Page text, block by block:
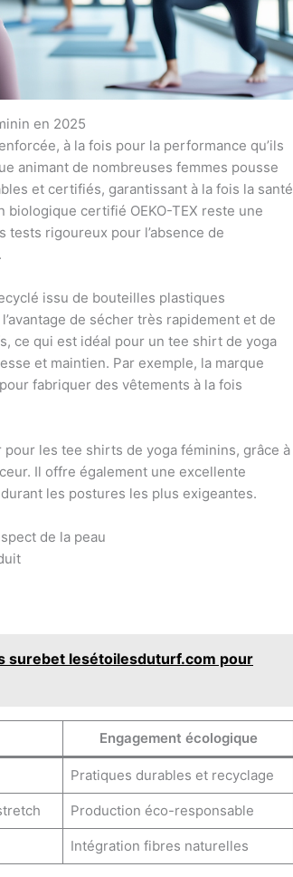
en 2025
à la fois pour la performance qu’ils
animant de nombreuses femmes pousse
et certifiés, garantissant à la fois la santé
certifié OEKO-TEX reste une
rigoureux pour l’absence de
issu de bouteilles plastiques
de sécher très rapidement et de
ce qui est idéal pour un tee shirt de yoga
et maintien. Par exemple, la marque
fabriquer des vêtements à la fois
pour les tee shirts de yoga féminins, grâce à
Il offre également une excellente
les postures les plus exigeantes.
de la peau
surebet lesétoilesduturf.com pour
Engagement écologique
Pratiques durables et recyclage
Production éco-responsable
Intégration fibres naturelles